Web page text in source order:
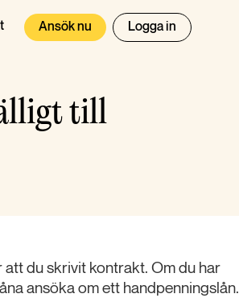
Ansök nu Logga in
till
du skrivit kontrakt. Om du har
ansöka om ett handpenningslån.